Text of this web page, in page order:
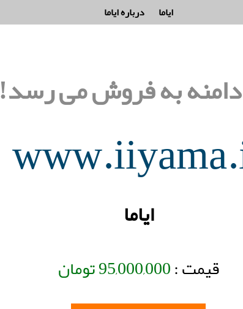
ایاما درباره ایاما
به فروش می رسد!
ایاما
قیمت :95,000,000تومان